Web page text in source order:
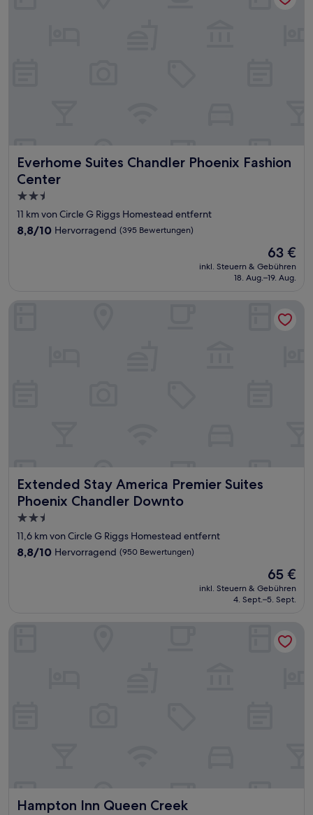
Everhome Suites Chandler Phoenix Fashion
Center
Everhome Suites Chandler Phoenix Fashion Center
2.5-
Sterne-
Unterkunft
11 km von Circle G Riggs Homestead entfernt
8.8
8,8/10 Hervorragend (395 Bewertungen)
Der
Preis
beträgt
63 €
inkl. Steuern & Gebühren
18. Aug.–19. Aug.
Extended Stay America Premier Suites
Phoenix Chandler Downto
Extended Stay America Premier Suites Phoenix Chandler
2.5-
Sterne-
Unterkunft
11,6 km von Circle G Riggs Homestead entfernt
8.8
8,8/10 Hervorragend (950 Bewertungen)
Der
Preis
beträgt
65 €
inkl. Steuern & Gebühren
4. Sept.–5. Sept.
Hampton Inn Queen Creek
Hampton Inn Queen Creek
Hampton Inn Queen Creek